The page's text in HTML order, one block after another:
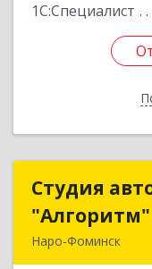
1С:Специалист
Студия
"Алгоритм"
Наро-Фоминск